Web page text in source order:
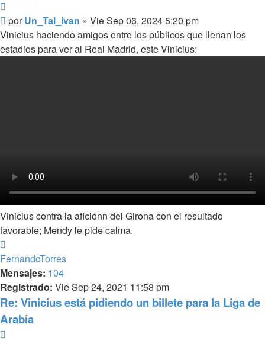
Mensaje
porUn_Tal_Ivan » Vie Sep 06, 2024 5:20 pm
Vinicius haciendo amigos entre los públicos que llenan los
estadios para ver al Real Madrid, este Vinicius:
Vinicius contra la aficiónn del Girona con el resultado
favorable; Mendy le pide calma.
FernandoTorres
Mensajes: 104
Registrado: Vie Sep 24, 2021 11:58 pm
Re: Vinicius está pidiendo un billete para la Liga de
Arabia